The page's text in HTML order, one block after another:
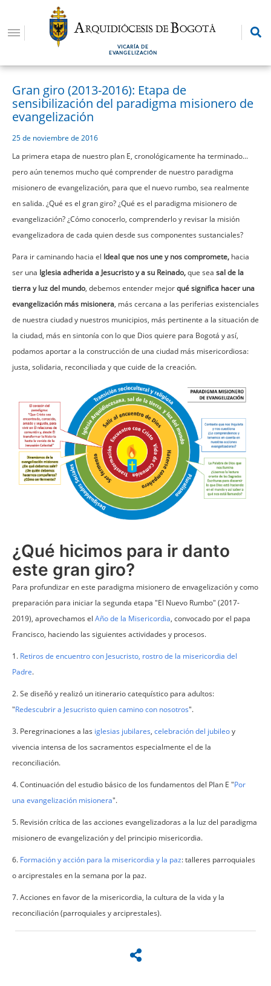
contenido
VICARÍA DE
EVANGELIZACIÓN
Gran giro (2013-2016): Etapa de
sensibilización del paradigma misionero de
evangelización
25 de noviembre de 2016
La primera etapa de nuestro plan E, cronológicamente ha terminado...
pero aún tenemos mucho qué comprender de nuestro paradigma
misionero de evangelización, para que el nuevo rumbo, sea realmente
en salida. ¿Qué es el gran giro? ¿Qué es el paradigma misionero de
evangelización? ¿Cómo conocerlo, comprenderlo y revisar la misión
evangelizadora de cada quien desde sus componentes sustanciales?
Para ir caminando hacia el Ideal que nos une y nos compromete, hacia
ser una Iglesia adherida a Jesucristo y a su Reinado,que sea sal de la
tierra y luz del mundo, debemos entender mejorqué significa hacer una
evangelización más misionera, más cercana a las periferias existenciales
de nuestra ciudad y nuestros municipios, más pertinente a la situación de
la ciudad, más en sintonía con lo que Dios quiere para Bogotá y así,
podamos aportar a la construcción de una ciudad más misericordiosa:
justa, solidaria, reconciliada y que cuide de la creación.
¿Qué hicimos para ir danto
este gran giro?
Para profundizar en este paradigma misionero de envagelización y como
preparación para iniciar la segunda etapa "El Nuevo Rumbo" (2017-
2019), aprovechamos el Año de la Misericordia, convocado por el papa
Francisco, haciendo las siguientes actividades y procesos.
1. Retiros de encuentro con Jesucristo, rostro de la misericordia del
Padre.
2. Se diseñó y realizó un itinerario catequístico para adultos:
"Redescubrir a Jesucristo quien camino con nosotros".
3. Peregrinaciones a las iglesias jubilares, celebración del jubileoy
vivencia intensa de los sacramentos especialmente el de la
reconciliación.
4. Continuación del estudio básico de los fundamentos del Plan E "Por
una evangelización misionera".
5. Revisión crítica de las acciones evangelizadoras a la luz del paradigma
misionero de evangelización y del principio misericordia.
6. Formación y acción para la misericordia y la paz: talleres parroquiales
o arciprestales en la semana por la paz.
7. Acciones en favor de la misericordia, la cultura de la vida y la
reconciliación (parroquiales y arciprestales).